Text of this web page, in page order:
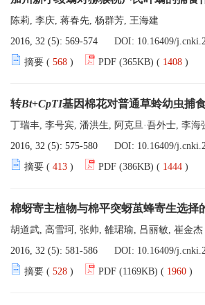
陈莉, 李庆, 蒋春先, 杨群芳, 王海建
2016, 32 (5): 569-574
DOI: 10.16409/
摘要 ( 568 ) PDF (365KB) ( 1408 )
转Bt+CpTI基因棉花对普通草蛉幼虫捕
丁瑞丰, 李号宾, 潘洪生, 阿克旦·吾外士, 李海
2016, 32 (5): 575-580
DOI: 10.16409/
摘要 ( 413 ) PDF (386KB) ( 1444 )
棉蚜寄主植物与棉平突蚜茧蜂寄生选择
胡道武, 高雪珂, 张帅, 雒珺瑜, 吕丽敏, 崔金杰
2016, 32 (5): 581-586
DOI: 10.16409/
摘要 ( 528 ) PDF (1169KB) ( 1960 )